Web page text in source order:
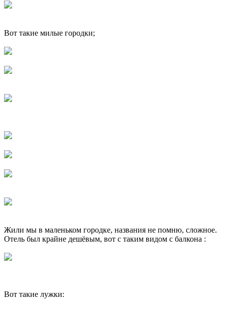
Вот такие милые городки;
Жили мы в маленьком городке, названия не помню, сложное.
Отель был крайне дешёвым, вот с таким видом с балкона :
Вот такие лужки: